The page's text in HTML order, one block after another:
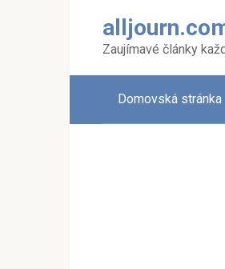
Zaujímavé články
Domovská stránka